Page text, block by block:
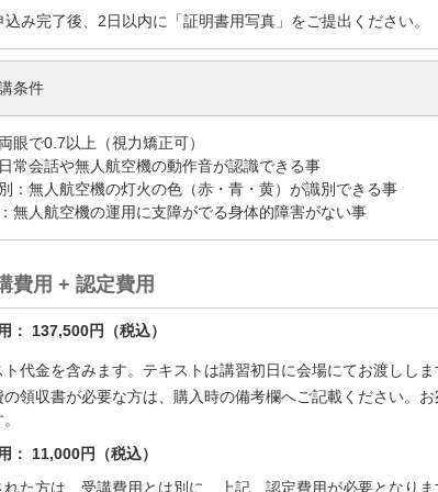
込み完了後、2日以内に「証明書用写真」をご提出ください。
条件
眼で0.7以上（視力矯正可）
常会話や無人航空機の動作音が認識できる事
：無人航空機の灯火の色（赤・青・黄）が識別できる事
無人航空機の運用に支障がでる身体的障害がない事
費用 + 認定費用
： 137,500円（税込）
代金を含みます。テキストは講習初日に会場にてお渡ししま
の領収書が必要な方は、購入時の備考欄へご記載ください。
： 11,000円（税込）
た方は、受講費用とは別に、上記、認定費用が必要となりま